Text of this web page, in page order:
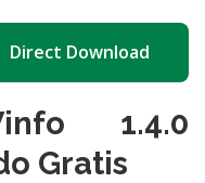
Direct Download
1.4.0
Gratis